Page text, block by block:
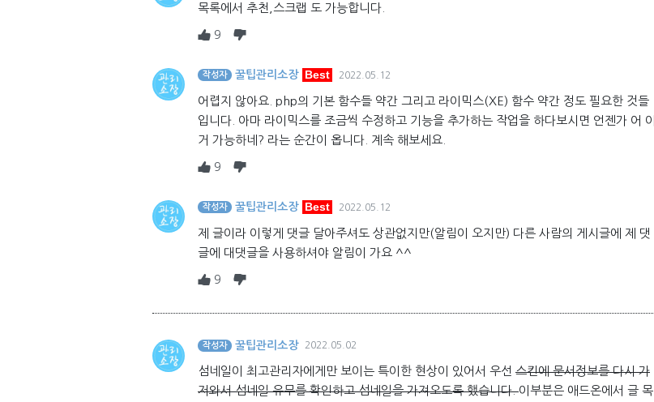
목록에서 추천,스크랩 도 가능합니다.
9
작성자 꿀팁관리소장 Best 2022.05.12
어렵지 않아요. php의 기본 함수들 약간 그리고 라이믹스(XE) 함수 약간 정도 필요한 것들
입니다. 아마 라이믹스를 조금씩 수정하고 기능을 추가하는 작업을 하다보시면 언젠가 어 이
거 가능하네? 라는 순간이 옵니다. 계속 해보세요.
9
작성자 꿀팁관리소장 Best 2022.05.12
제 글이라 이렇게 댓글 달아주셔도 상관없지만(알림이 오지만) 다른 사람의 게시글에 제 댓
글에 대댓글을 사용하셔야 알림이 가요 ^^
9
작성자 꿀팁관리소장 2022.05.02
섬네일이 최고관리자에게만 보이는 특이한 현상이 있어서 우선 스킨에 문서정보를 다시 가
저와서 섬네일 유무를 확인하고 섬네일을 가져오도록 했습니다.이부분은 애드온에서 글 목